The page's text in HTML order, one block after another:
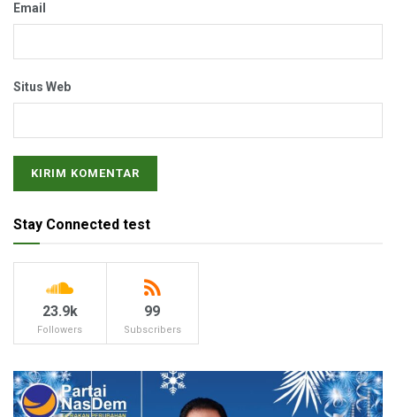
Email
Situs Web
Stay Connected test
23.9k
Followers
99
Subscribers